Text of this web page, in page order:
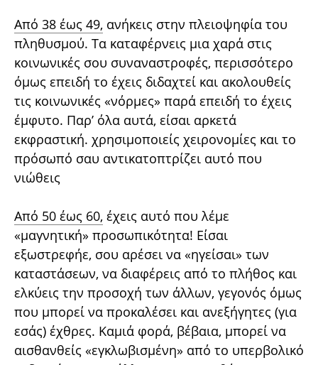
Από 38 έως 49, ανήκεις στην πλειοψηφία του
πληθυσμού. Τα καταφέρνεις μια χαρά στις
κοινωνικές σου συναναστροφές, περισσότερο
όμως επειδή το έχεις διδαχτεί και ακολουθείς
τις κοινωνικές «νόρμες» παρά επειδή το έχεις
έμφυτο. Παρ’ όλα αυτά, είσαι αρκετά
εκφραστική. χρησιμοποιείς χειρονομίες και το
πρόσωπό σαυ αντικατοπτρίζει αυτό που
νιώθεις
Από 50 έως 60, έχεις αυτό που λέμε
«μαγνητική» προσωπικότητα! Είσαι
εξωστρεφήε, σου αρέσει να «ηγείσαι» των
καταστάσεων, να διαφέρεις από το πλήθος και
ελκύεις την προσοχή των άλλων, γεγονός όμως
που μπορεί να προκαλέσει και ανεξήγητες (για
εσάς) έχθρες. Καμιά φορά, βέβαια, μπορεί να
αισθανθείς «εγκλωβισμένη» από το υπερβολικό